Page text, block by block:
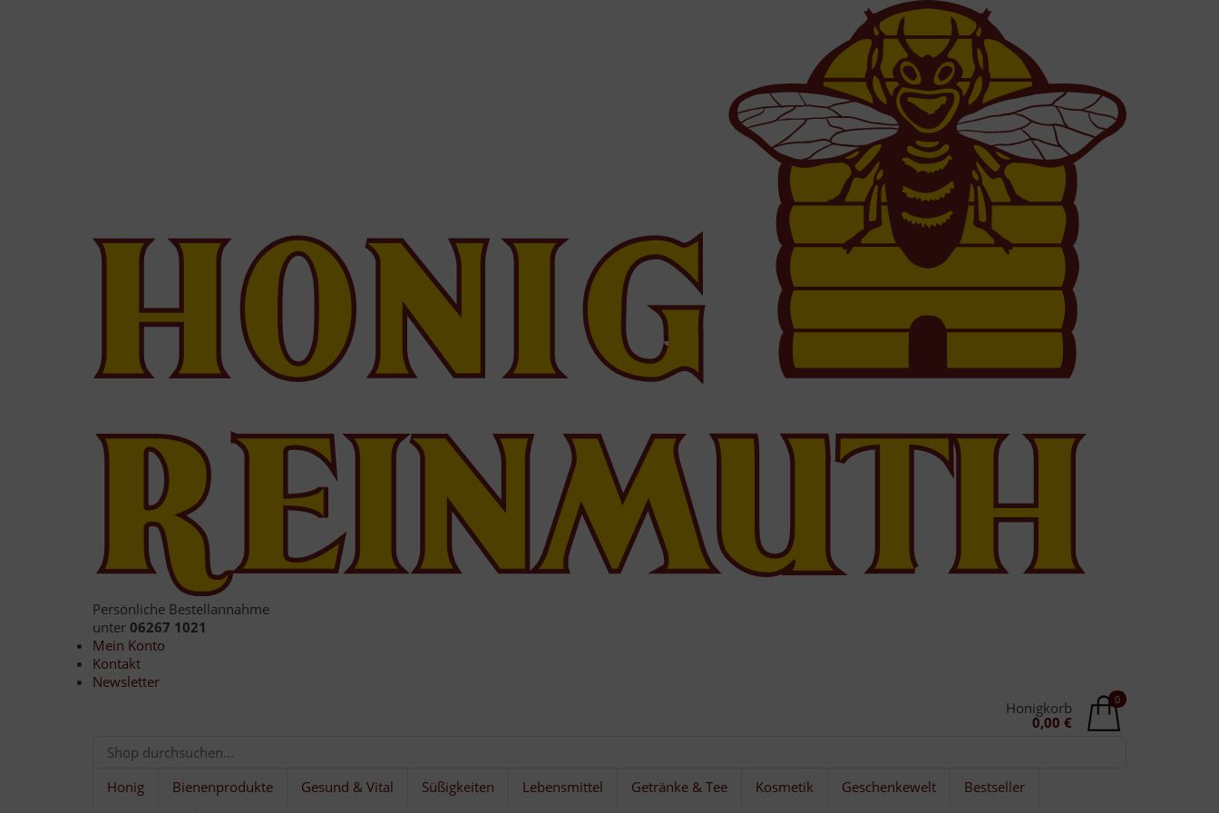
Persönliche Bestellannahme
unter 06267 1021
Mein Konto
Kontakt
Newsletter
0
Honigkorb
0,00 €
Honig Bienenprodukte Gesund & Vital Süßigkeiten Lebensmittel Getränke & Tee Kosmetik Geschenkewelt
Bestseller